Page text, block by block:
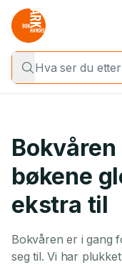
bøkene
ekstra til
Bokvåren er i gang
seg til. Vi har